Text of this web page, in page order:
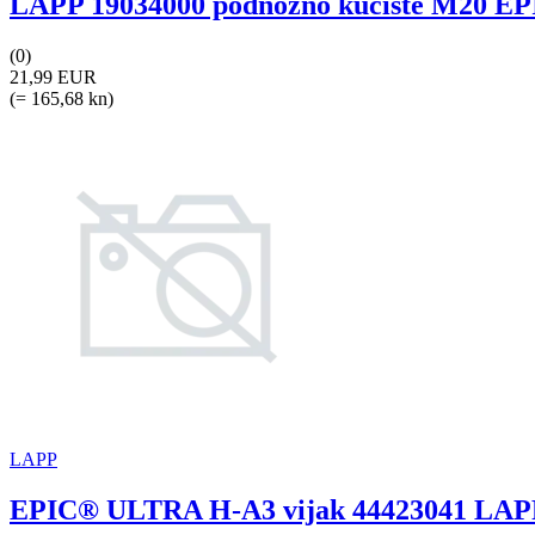
(0)
21,99 EUR
(= 165,68 kn)
LAPP
EPIC® ULTRA H-A3 vijak 44423041